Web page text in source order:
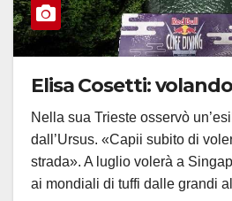
Elisa Cosetti:
Nella sua Trieste osservò
dall’Ursus. «Capii subito di
strada». A luglio volerà a
ai mondiali di tuffi dalle grandi